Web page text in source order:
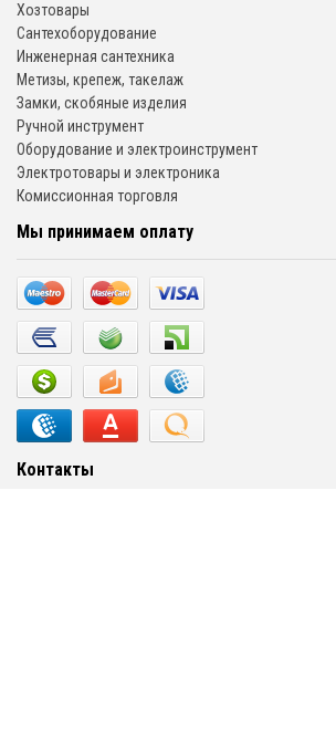
Хозтовары
Сантехоборудование
Инженерная сантехника
Метизы, крепеж, такелаж
Замки, скобяные изделия
Ручной инструмент
Оборудование и электроинструмент
Электротовары и электроника
Комиссионная торговля
Мы принимаем оплату
Контакты